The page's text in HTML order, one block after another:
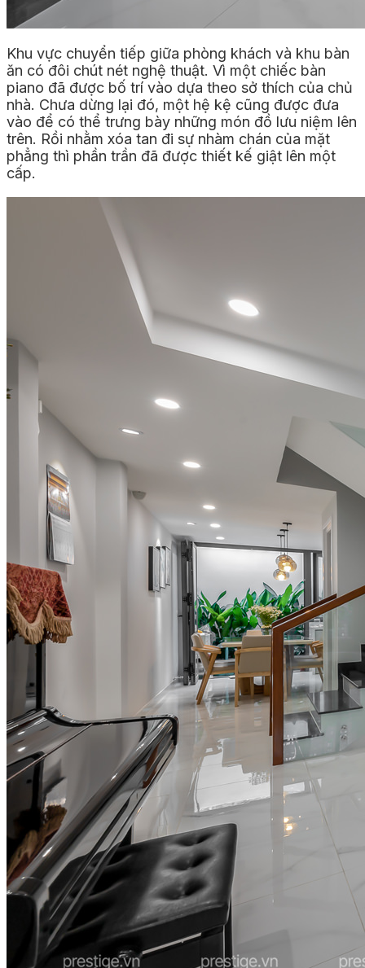
Khu vực chuyển tiếp giữa phòng khách và khu bàn
ăn có đôi chút nét nghệ thuật. Vì một chiếc bàn
piano đã được bố trí vào dựa theo sở thích của chủ
nhà. Chưa dừng lại đó, một hệ kệ cũng được đưa
vào để có thể trưng bày những món đồ lưu niệm lên
trên. Rồi nhằm xóa tan đi sự nhàm chán của mặt
phẳng thì phần trần đã được thiết kế giật lên một
cấp.